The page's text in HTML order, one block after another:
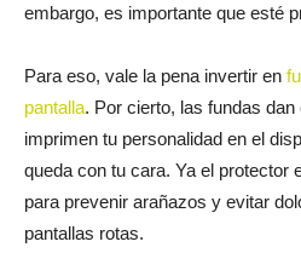
embargo, es importante que esté
Para eso, vale la pena invertir en
pantalla. Por cierto, las fundas
imprimen tu personalidad en el
queda con tu cara. Ya el protector
para prevenir arañazos y evitar
pantallas rotas.